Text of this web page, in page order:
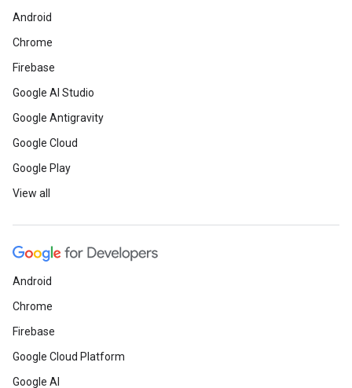
Android
Chrome
Firebase
Google AI Studio
Google Antigravity
Google Cloud
Google Play
View all
Android
Chrome
Firebase
Google Cloud Platform
Google AI